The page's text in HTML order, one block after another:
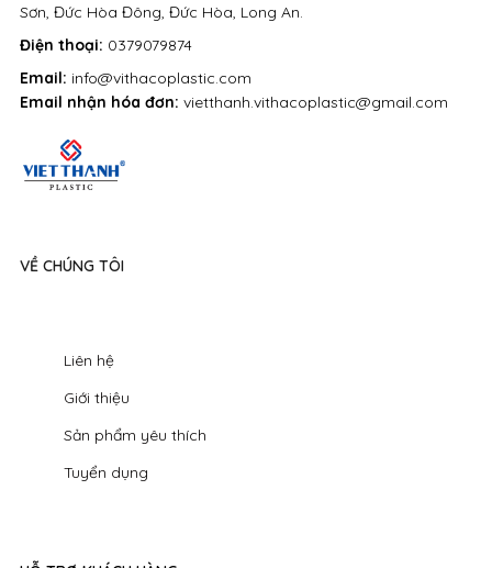
VỀ CHÚNG TÔI
Liên hệ
Giới thiệu
Sản phẩm yêu thích
Tuyển dụng
Điện thoại: 0379079874
Email: info@vithacoplastic.com
Email nhận hóa đơn: vietthanh.vithacoplastic@gmail.com
Sơn, Đức Hòa Đông, Đức Hòa, Long An.